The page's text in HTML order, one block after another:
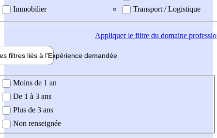
Immobilier
Transport / Logistique
Appliquerle filtre du domaine
filtres liés à l'Expérience demandée
demandée
Moins de 1 an
De 1 à 3 ans
Plus de 3 ans
Non renseignée